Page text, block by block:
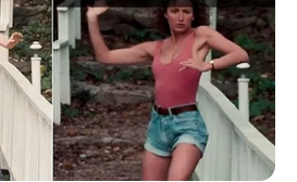
um ponto baixo no
repetirá o 3 correntinhas,
baixo no 3º ponto em
seu trabalho e comece
alto no canto. 3